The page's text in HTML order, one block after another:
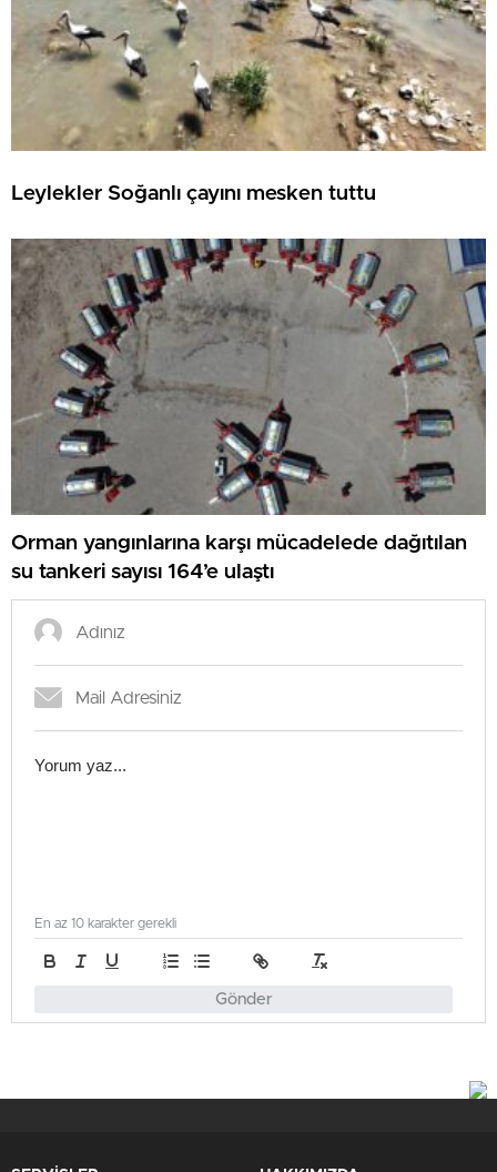
Leylekler Soğanlı çayını mesken tuttu
Orman yangınlarına karşı mücadelede dağıtılan
su tankeri sayısı 164’e ulaştı
Gönder
En az 10 karakter gerekli